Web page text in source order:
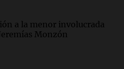
a la menor involucrada
Monzón